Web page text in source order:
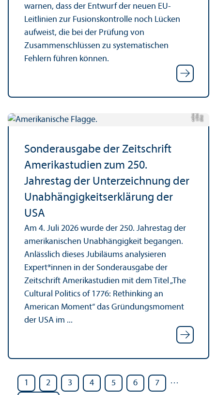
warnen, dass der Entwurf der neuen EU-
Leitlinien zur Fusionskontrolle noch Lücken
aufweist, die bei der Prüfung von
Zusammenschlüssen zu systematischen
Fehlern führen können.
Bil
d:
1
2
3
rfe
s
h
m
a
Sonderausgabe der Zeitschrift
Amerika­studien zum 250.
Jahrestag der Unter­zeichnung der
Unabhängigkeits­erklärung der
USA
Am 4. Juli 2026 wurde der 250. Jahrestag der
amerikanischen Unabhängigkeit begangen.
Anlässlich dieses Jubiläums analysieren
Expert*innen in der Sonderausgabe der
Zeitschrift Amerika­studien mit dem Titel „The
Cultural Politics of 1776: Rethinking an
American Moment“ das Gründungs­moment
der USA im ...
1 2 3 4 5 6 7 …